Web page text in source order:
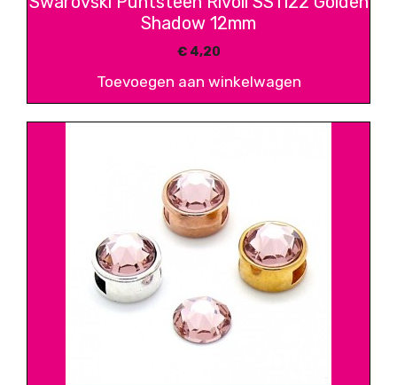
Shadow 12mm
€4,20
Toevoegen aan winkelwagen